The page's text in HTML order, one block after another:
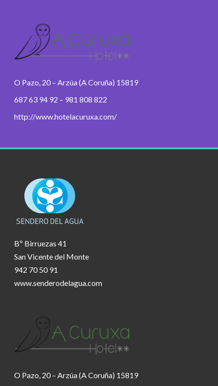
O Pazo, 20 – Arzúa (A Coruña) 15819
687 63 94 92 – 981 808 822
http://www.hotelacuruxa.com/
Bº Birruezas 41
San Vicente del Monte
942 70 50 91
www.senderodelagua.com
O Pazo, 20 – Arzúa (A Coruña) 15819